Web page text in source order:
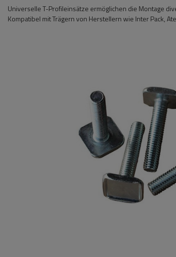
Universelle T-Profileinsätze ermöglichen die Montage
Kompatibel mit Trägern von Herstellern wie Inter Pack,